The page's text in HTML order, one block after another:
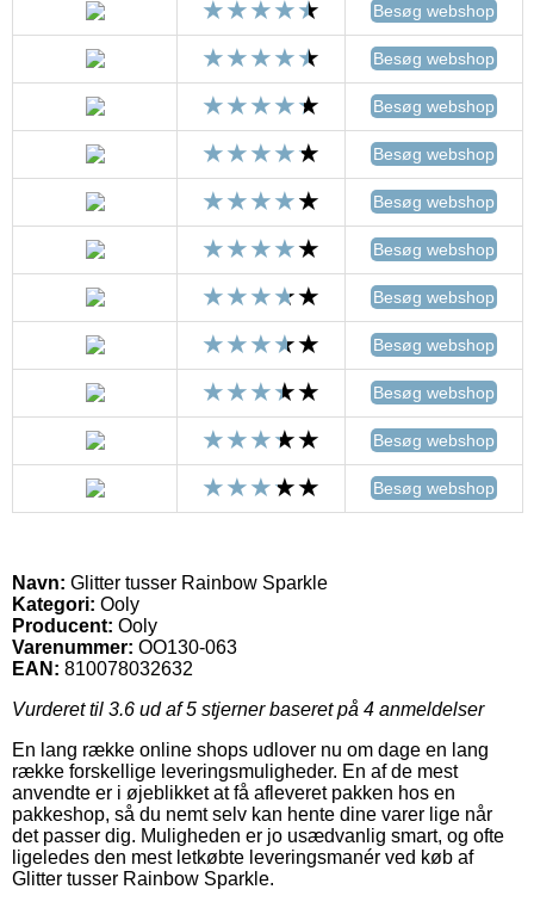
Besøg webshop
Besøg webshop
Besøg webshop
Besøg webshop
Besøg webshop
Besøg webshop
Besøg webshop
Besøg webshop
Besøg webshop
Besøg webshop
Besøg webshop
Navn: Glitter tusser Rainbow Sparkle
Kategori: Ooly
Producent: Ooly
Varenummer: OO130-063
EAN: 810078032632
Vurderet til 3.6 ud af 5 stjerner baseret på 4 anmeldelser
En lang række online shops udlover nu om dage en lang
række forskellige leveringsmuligheder. En af de mest
anvendte er i øjeblikket at få afleveret pakken hos en
pakkeshop, så du nemt selv kan hente dine varer lige når
det passer dig. Muligheden er jo usædvanlig smart, og ofte
ligeledes den mest letkøbte leveringsmanér ved køb af
Glitter tusser Rainbow Sparkle.